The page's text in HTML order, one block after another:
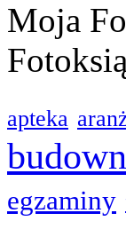
Moja
apteka
egzaminy